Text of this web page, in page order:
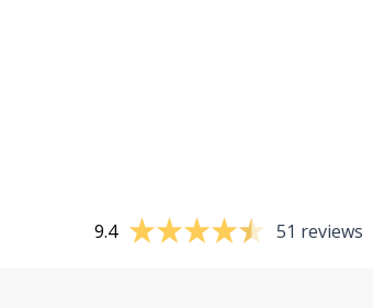
9.4 51 reviews